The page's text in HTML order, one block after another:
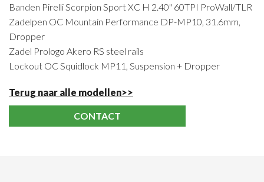
Banden Pirelli Scorpion Sport XC H 2.40" 60TPI ProWall/TLR
Zadelpen OC Mountain Performance DP-MP10, 31.6mm,
Dropper
Zadel Prologo Akero RS steel rails
Lockout OC Squidlock MP11, Suspension + Dropper
Terug naar alle modellen>>
CONTACT